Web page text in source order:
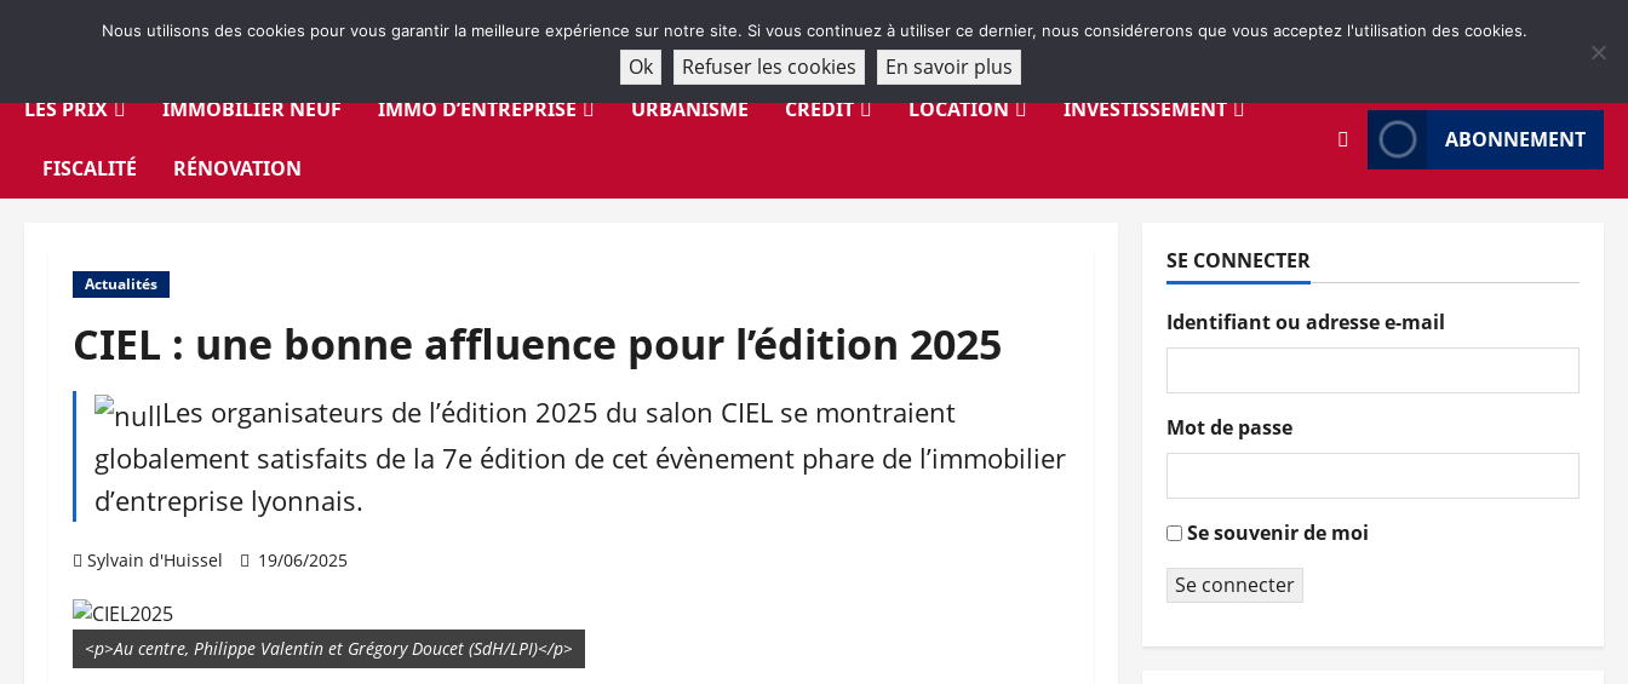
LES PRIX
IMMOBILIER NEUF IMMO D’ENTREPRISE URBANISME CRÉDIT LOCATION INVESTISSEMENT
FISCALITÉ RÉNOVATION
ABONNEMENT
Actualités
CIEL : une bonne affluence pour l’édition 2025
Les organisateurs de l’édition 2025 du salon CIEL se montraient
globalement satisfaits de la 7e édition de cet évènement phare de l’immobilier
d’entreprise lyonnais.
Sylvain d'Huissel 19/06/2025
<p>Au centre, Philippe Valentin et Grégory Doucet (SdH/LPI)</p>
SE CONNECTER
Identifiant ou adresse e-mail
Mot de passe
Se souvenir de moi
Se connecter
Nous utilisons des cookies pour vous garantir la meilleure expérience sur notre site. Si vous continuez à utiliser ce dernier, nous considérerons que vous acceptez l'utilisation des cookies.
Ok Refuser les cookies En savoir plus